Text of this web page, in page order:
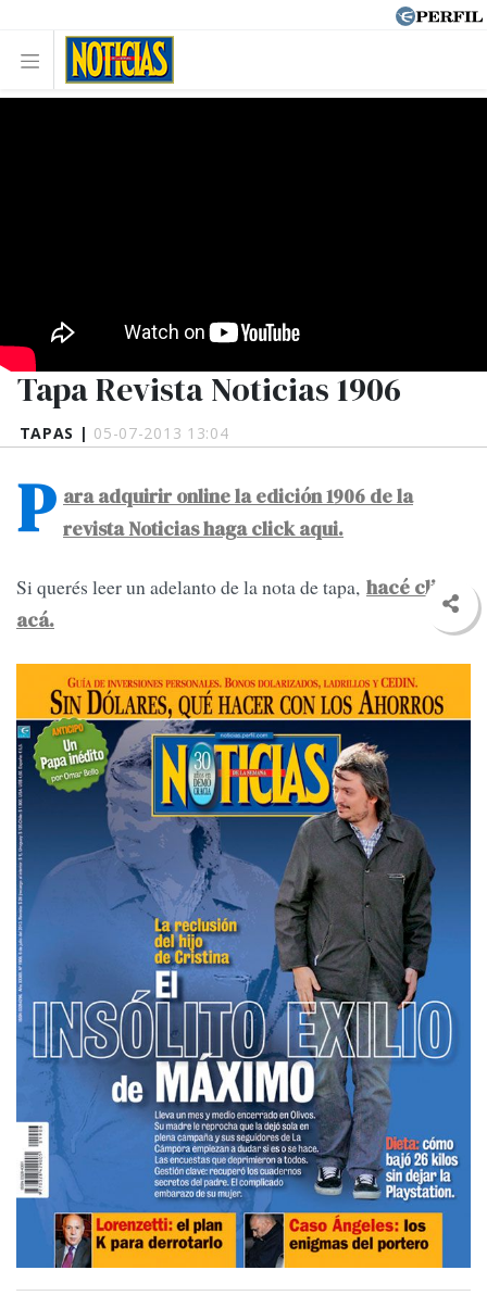
TAPAS | 05-07-2013 13:04
Tapa Revista Noticias 1906
P ara adquirir online la edición 1906 de la
revista Noticias haga click aqui.
Si querés leer un adelanto de la nota de tapa, hacé click
acá.